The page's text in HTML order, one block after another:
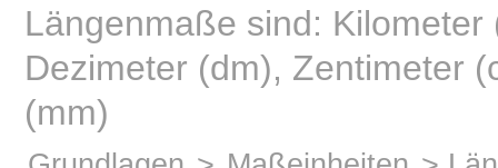
Längenmaße sind:
Dezimeter (dm), Zentimeter
(mm)